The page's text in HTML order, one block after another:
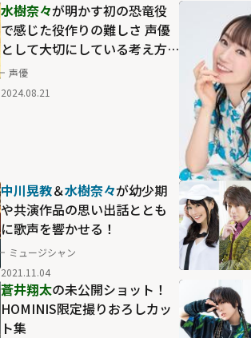
水樹奈々が明かす初の恐竜役
で感じた役作りの難しさ 声優
として大切にしている考え方
も声優
2024.08.21
中川晃教＆水樹奈々が幼少期
や共演作品の思い出話ととも
に歌声を響かせる！
ミュージシャン
2021.11.04
蒼井翔太の未公開ショット！
HOMINIS限定撮りおろしカッ
ト集